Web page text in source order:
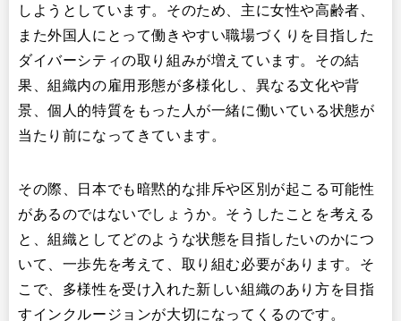
しようとしています。そのため、主に女性や高齢者、
また外国人にとって働きやすい職場づくりを目指した
ダイバーシティの取り組みが増えています。その結
果、組織内の雇用形態が多様化し、異なる文化や背
景、個人的特質をもった人が一緒に働いている状態が
当たり前になってきています。
その際、日本でも暗黙的な排斥や区別が起こる可能性
があるのではないでしょうか。そうしたことを考える
と、組織としてどのような状態を目指したいのかにつ
いて、一歩先を考えて、取り組む必要があります。そ
こで、多様性を受け入れた新しい組織のあり方を目指
すインクルージョンが大切になってくるのです。